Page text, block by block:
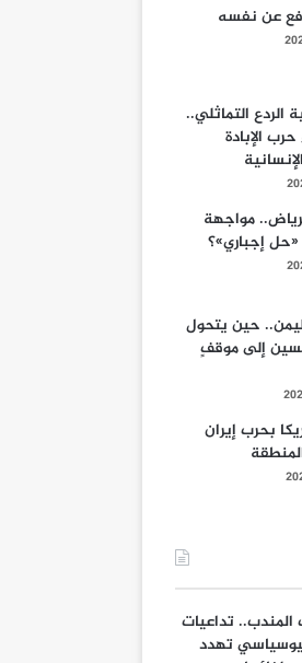
عن نفسه
الردع التماثلي..
الإبادة
مواجهة
إجباري»؟
حين يتحول
إلى موقفٍ
بحرب إيران
المندب.. تداعيات
تهدد